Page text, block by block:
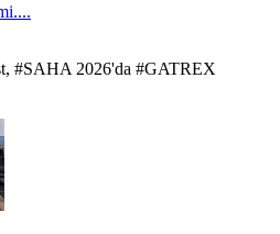
2026'da #GATREX